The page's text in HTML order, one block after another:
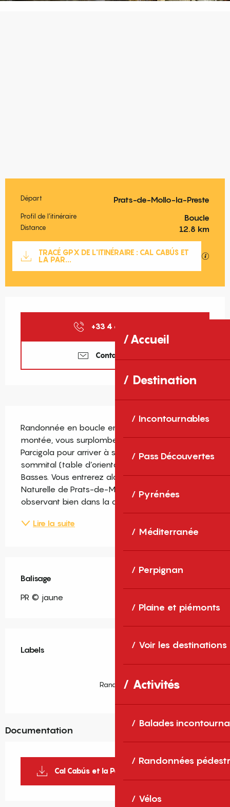
Accueil
Destination
Incontournables
Pass Découvertes
Pyrénées
Méditerranée
Perpignan
Plaine et piémonts
Voir les destinations
Activités
Balades
Randonnées
Vélos
Informations pratiques
Départ Prats-de-Mollo-la-Preste
Profil de l’itinéraire Boucle
Distance 12.8 km
Documentation
TRACÉ GPX DE L'ITINÉRAIRE : CAL CABÚS ET
LA PAR...
+33 4 68 39 37
Contactez-nous
Randonnée en boucle en sous-bois. Dans la
montée, vous surplomberez la vallée de la
Parcigola pour arriver à son point de vue
sommital (table d’orientation) au Coll de les
Basses. Vous entrerez alors dans la Réserve
Naturelle de Prats-de-Mollo-la-Preste. En
observant bien dans la descente, sur la...
Lire la suite
Balisage
PR © jaune
Labels
Labels
Rando66
Documentation
Cal Cabús et la Parcigola_1